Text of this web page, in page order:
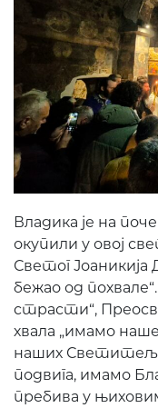
Владика је на
окупили у овој
Светог Јоаникија
бежао од
страсти“,
хвала „имамо
наших
подвига, имамо
пребива у